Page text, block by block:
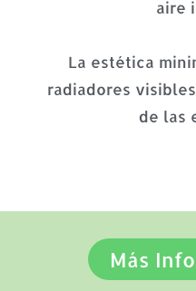
aire
La estética
radiadores
de las
Más